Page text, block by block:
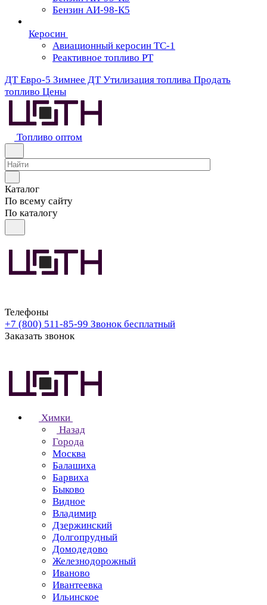
Бензин АИ-98-К5
Керосин
Авиационный керосин ТС-1
Реактивное топливо РТ
ДТ Евро-5 Зимнее ДТ Утилизация топлива Продать
топливо Цены
Топливо оптом
Каталог
По всему сайту
По каталогу
Телефоны
+7 (800) 511-85-99 Звонок бесплатный
Заказать звонок
Химки
Назад
Города
Москва
Балашиха
Барвиха
Быково
Видное
Владимир
Дзержинский
Долгопрудный
Домодедово
Железнодорожный
Иваново
Ивантеевка
Ильинское